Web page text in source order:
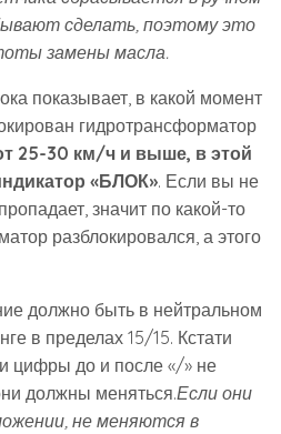
сделать, поэтому это
замены масла.
показывает, в какой момент
гидротрансформатор
25-30 км/ч и выше, в этой
«БЛОК». Если вы не
значит по какой-то
разблокировался, а этого
должно быть в нейтральном
в пределах 15/15. Кстати
цифры до и после «/» не
должны меняться.Если они
не меняются в